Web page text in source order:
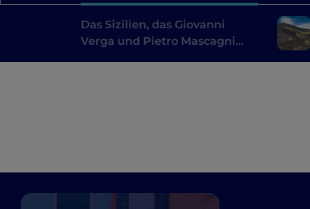
Das Sizilien, das Giovanni
Verga und Pietro Mascagni